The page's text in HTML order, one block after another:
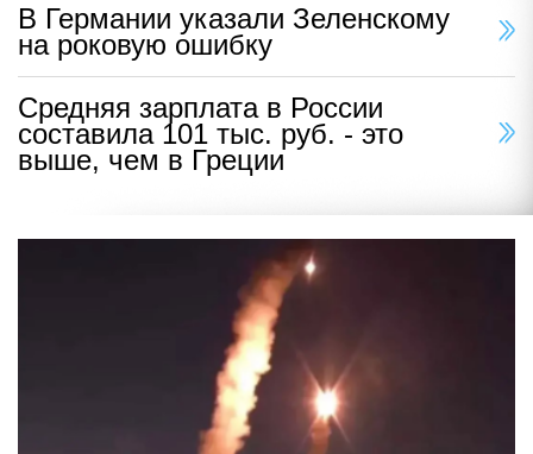
В Германии указали Зеленскому
на роковую ошибку
Средняя зарплата в России
составила 101 тыс. руб. - это
выше, чем в Греции